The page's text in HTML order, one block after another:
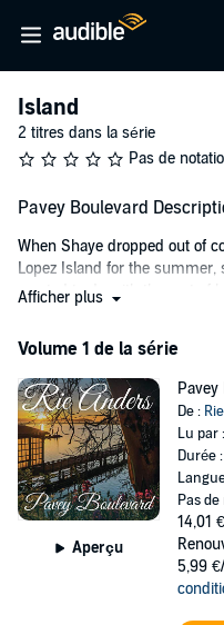
Island
2 titres dans la série
Pas de
Pavey Boulevard
When Shaye dropped out of
Lopez Island for the summer,
wanted to do with the rest of
flees the Island, haunted by
Eight years later, Shaye is
never to see again. Now, she
left behind. She must
she will become. Can Shaye
go, and let love in?
©2018 Rie Anders (P)2019
Afficher plus
Volume 1 de la série
Aperçu
Pavey
De :
Lu par :
Durée
Pas
14,01 €
5,99